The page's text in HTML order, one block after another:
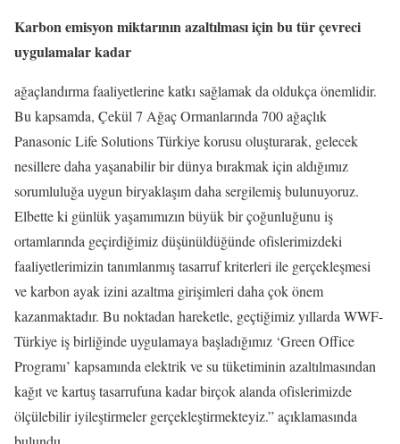
Karbon emisyon miktarının azaltılması için bu tür çevreci
uygulamalar kadar
ağaçlandırma faaliyetlerine katkı sağlamak da oldukça önemlidir.
Bu kapsamda, Çekül 7 Ağaç Ormanlarında 700 ağaçlık
Panasonic Life Solutions Türkiye korusu oluşturarak, gelecek
nesillere daha yaşanabilir bir dünya bırakmak için aldığımız
sorumluluğa uygun biryaklaşım daha sergilemiş bulunuyoruz.
Elbette ki günlük yaşamımızın büyük bir çoğunluğunu iş
ortamlarında geçirdiğimiz düşünüldüğünde ofislerimizdeki
faaliyetlerimizin tanımlanmış tasarruf kriterleri ile gerçekleşmesi
ve karbon ayak izini azaltma girişimleri daha çok önem
kazanmaktadır. Bu noktadan hareketle, geçtiğimiz yıllarda WWF-
Türkiye iş birliğinde uygulamaya başladığımız ‘Green Office
Programı’ kapsamında elektrik ve su tüketiminin azaltılmasından
kağıt ve kartuş tasarrufuna kadar birçok alanda ofislerimizde
ölçülebilir iyileştirmeler gerçekleştirmekteyiz.” açıklamasında